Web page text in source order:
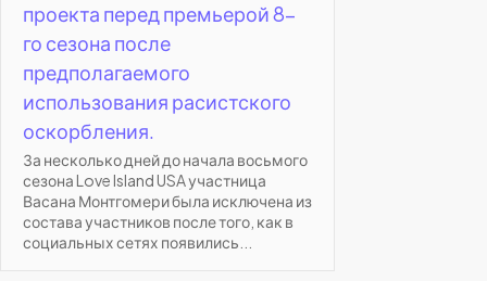
проекта перед премьерой 8-
го сезона после
предполагаемого
использования расистского
оскорбления.
За несколько дней до начала восьмого
сезона Love Island USA участница
Васана Монтгомери была исключена из
состава участников после того, как в
социальных сетях появились...